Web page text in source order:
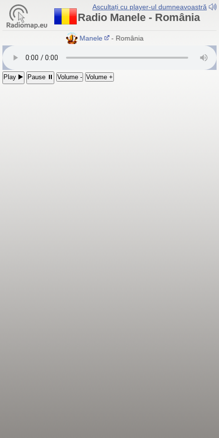
Ascultați cu player-ul dumneavoastră
Radio Manele - România
Radio Manele - România
Play ▶️ Pause ⏸ Volume - Volume +